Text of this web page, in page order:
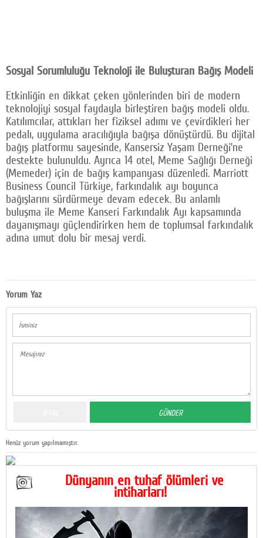
Sosyal Sorumluluğu Teknoloji ile Buluşturan Bağış Modeli
Etkinliğin en dikkat çeken yönlerinden biri de modern
teknolojiyi sosyal faydayla birleştiren bağış modeli oldu.
Katılımcılar, attıkları her fiziksel adımı ve çevirdikleri her
pedalı, uygulama aracılığıyla bağışa dönüştürdü. Bu dijital
bağış platformu sayesinde, Kansersiz Yaşam Derneği’ne
destekte bulunuldu. Ayrıca 14 otel, Meme Sağlığı Derneği
(Memeder) için de bağış kampanyası düzenledi. Marriott
Business Council Türkiye, farkındalık ayı boyunca
bağışlarını sürdürmeye devam edecek. Bu anlamlı
buluşma ile Meme Kanseri Farkındalık Ayı kapsamında
dayanışmayı güçlendirirken hem de toplumsal farkındalık
adına umut dolu bir mesaj verdi.
Yorum Yaz
Henüz yorum yapılmamıştır.
Dünyanın en tuhaf ölümleri ve
intiharları!